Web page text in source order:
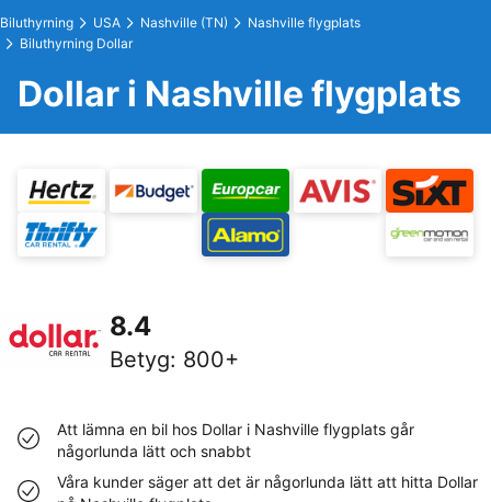
Biluthyrning USA Nashville (TN)
Nashville flygplats
Biluthyrning Dollar
Dollar i Nashville flygplats
8.4
Betyg: 800+
Att lämna en bil hos Dollar i Nashville flygplats går
någorlunda lätt och snabbt
Våra kunder säger att det är någorlunda lätt att hitta Dollar